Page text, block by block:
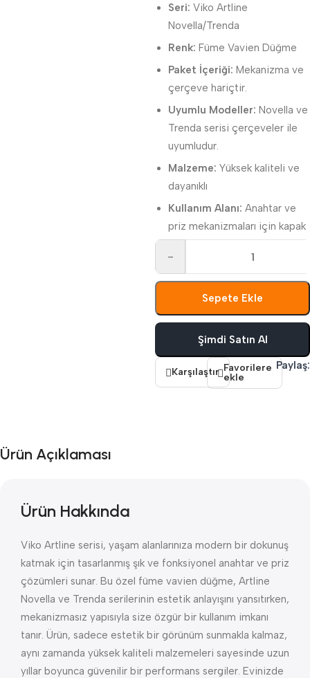
Seri: Viko Artline
Novella/Trenda
Renk: Füme Vavien Düğme
Paket İçeriği: Mekanizma ve
çerçeve hariçtir.
Uyumlu Modeller: Novella ve
Trenda serisi çerçeveler ile
uyumludur.
Malzeme: Yüksek kaliteli ve
dayanıklı
Kullanım Alanı: Anahtar ve
priz mekanizmaları için kapak
-
Sepete Ekle
Şimdi Satın Al
Karşılaştır Favorilere
ekle
Paylaş:
Ürün Açıklaması
Ürün Hakkında
Viko Artline serisi, yaşam alanlarınıza modern bir dokunuş
katmak için tasarlanmış şık ve fonksiyonel anahtar ve priz
çözümleri sunar. Bu özel füme vavien düğme, Artline
Novella ve Trenda serilerinin estetik anlayışını yansıtırken,
mekanizmasız yapısıyla size özgür bir kullanım imkanı
tanır. Ürün, sadece estetik bir görünüm sunmakla kalmaz,
aynı zamanda yüksek kaliteli malzemeleri sayesinde uzun
yıllar boyunca güvenilir bir performans sergiler. Evinizde